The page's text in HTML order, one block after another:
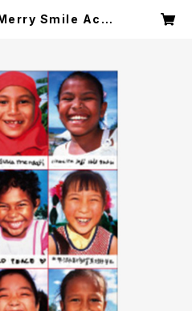
】Merry Smile Acti